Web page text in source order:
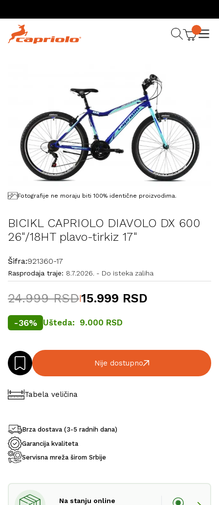
Fotografije ne moraju biti 100% identične proizvodima.
BICIKL CAPRIOLO DIAVOLO DX 600
26"/18HT plavo-tirkiz 17"
Šifra:921360-17
Rasprodaja traje: 8.7.2026. - Do isteka zaliha
24.999 RSD|15.999 RSD
-36% Ušteda: 9.000 RSD
Nije dostupno
Tabela veličina
Brza dostava (3-5 radnih dana)
Garancija kvaliteta
Servisna mreža širom Srbije
Na stanju online